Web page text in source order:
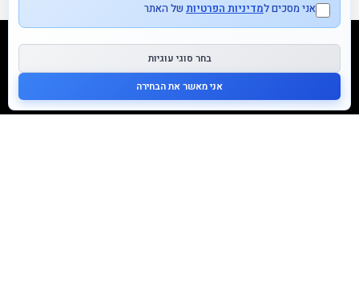
קטגוריות מוצרים
משחקים
תיקים ואקססוריז
אני מסכים למדיניות הפרטיות של האתר
בחר סוגי עוגיות
אני מאשר את הבחירה